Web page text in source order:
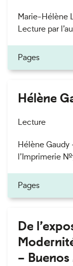
Marie-Hélène
Lecture par
Pages
Hélène
Lecture
Hélène
l’Imprimerie
Pages
De
–